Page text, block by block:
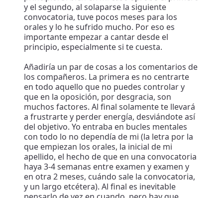
y el segundo, al solaparse la siguiente
convocatoria, tuve pocos meses para los
orales y lo he sufrido mucho. Por eso es
importante empezar a cantar desde el
principio, especialmente si te cuesta.
Añadiría un par de cosas a los comentarios de
los compañeros. La primera es no centrarte
en todo aquello que no puedes controlar y
que en la oposición, por desgracia, son
muchos factores. Al final solamente te llevará
a frustrarte y perder energía, desviándote así
del objetivo. Yo entraba en bucles mentales
con todo lo no dependía de mi (la letra por la
que empiezan los orales, la inicial de mi
apellido, el hecho de que en una convocatoria
haya 3-4 semanas entre examen y examen y
en otra 2 meses, cuándo sale la convocatoria,
y un largo etcétera). Al final es inevitable